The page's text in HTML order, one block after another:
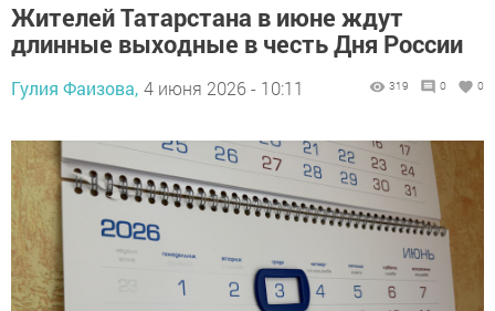
Жителей Татарстана в июне ждут
длинные выходные в честь Дня России
Гулия Фаизова, 4 июня 2026 - 10:11 319 0 0